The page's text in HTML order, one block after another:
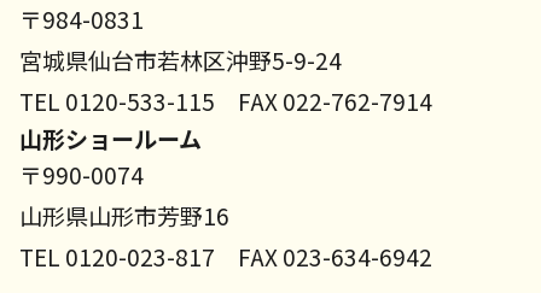
〒984-0831
宮城県仙台市若林区沖野5-9-24
TEL 0120-533-115 FAX 022-762-7914
山形ショールーム
〒990-0074
山形県山形市芳野16
TEL 0120-023-817 FAX 023-634-6942